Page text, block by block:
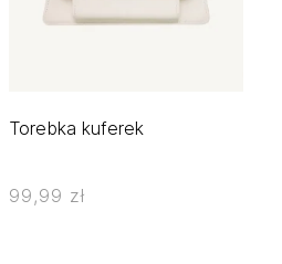
Torebka kuferek
99,99 zł